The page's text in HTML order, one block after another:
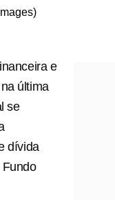
e
última
se
dívida
Fundo